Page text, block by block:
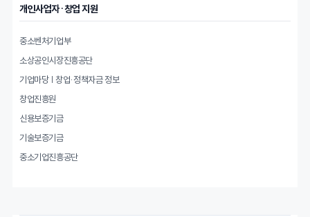
개인사업자·창업 지원
중소벤처기업부
소상공인시장진흥공단
기업마당 | 창업·정책자금 정보
창업진흥원
신용보증기금
기술보증기금
중소기업진흥공단